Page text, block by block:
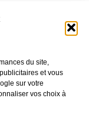
du site,
et vous
sur votre
vos choix à